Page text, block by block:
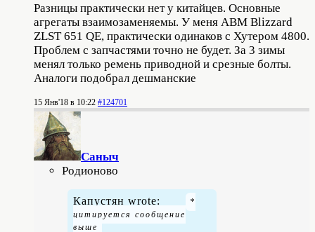
Разницы практически нет у китайцев. Основные
агрегаты взаимозаменяемы. У меня АВМ Blizzard
ZLST 651 QE, практически одинаков с Хутером 4800.
Проблем с запчастями точно не будет. За 3 зимы
менял только ремень приводной и срезные болты.
Аналоги подобрал дешманские
15 Янв'18 в 10:22 #124701
Саныч
Родионово
Капустян wrote: